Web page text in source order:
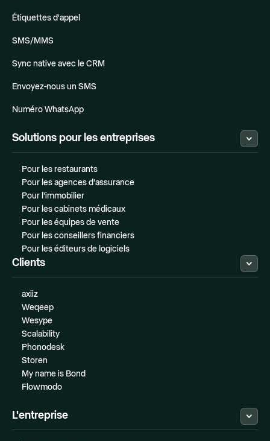
Étiquettes d'appel
SMS/MMS
Sync native avec le CRM
Envoyez-nous un SMS
Numéro WhatsApp
Solutions pour les entreprises
Pour les restaurants
Pour les agences d'assurance
Pour l'immobilier
Pour les cabinets médicaux
Pour les équipes de vente
Pour les conseillers financiers
Pour les éditeurs de logiciels
Clients
axiiz
Weqeep
Wesype
Scalability
Phonodesk
Storen
My name is Bond
Flowmodo
L'entreprise